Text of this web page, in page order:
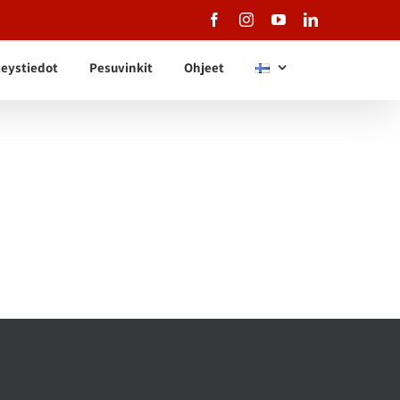
FacebookInstagramYouTubeLinkedIn
Pesuvinkit Ohjeet